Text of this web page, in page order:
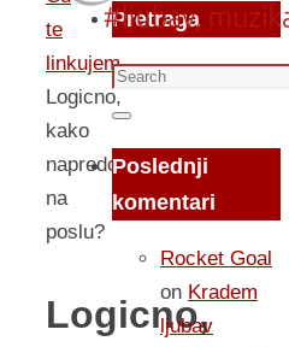
te
linkujem...
Logicno,
kako
napredovati
na
poslu?
Logicno,
Pretraga
Search
for:
Search
Poslednji
komentari
Rocket Goal
on Kradem
ljubav